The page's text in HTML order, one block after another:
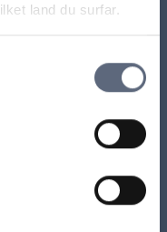
land du surfar.